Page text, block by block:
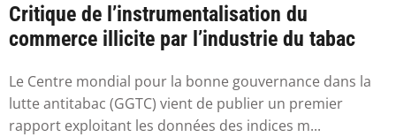
Critique de l’instrumentalisation du
commerce illicite par l’industrie du tabac
Le Centre mondial pour la bonne gouvernance dans la
lutte antitabac (GGTC) vient de publier un premier
rapport exploitant les données des indices m...